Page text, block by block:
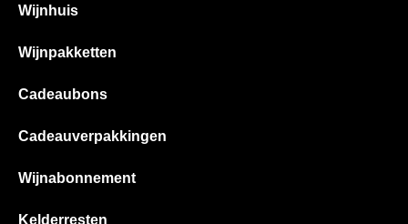
Wijnhuis
Wijnpakketten
Cadeaubons
Cadeauverpakkingen
Wijnabonnement
Kelderresten